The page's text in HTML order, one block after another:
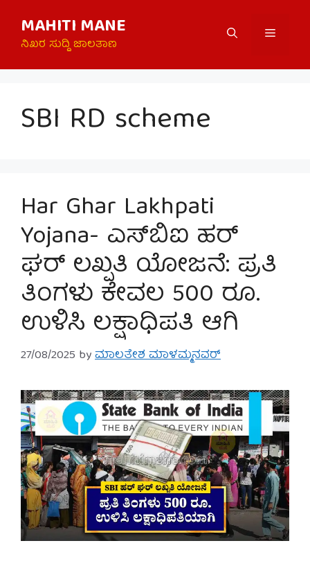
content
MAHITI MANE
ನಿಖರ ಸುದ್ದಿ ಜಾಲತಾಣ
Menu
SBI RD scheme
Har Ghar Lakhpati
Yojana- ಎಸ್‌ಬಿಐ ಹರ್
ಘರ್ ಲಖ್ಪತಿ ಯೋಜನೆ: ಪ್ರತಿ
ತಿಂಗಳು ಕೇವಲ 500 ರೂ.
ಉಳಿಸಿ ಲಕ್ಷಾಧಿಪತಿ ಆಗಿ
27/08/2025 byಮಾಲತೇಶ ಮಾಳಮ್ಮನವರ್